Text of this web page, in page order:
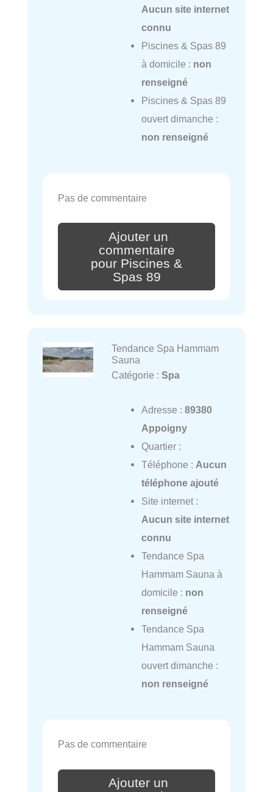
Aucun site internet
connu
Piscines & Spas 89
à domicile : non
renseigné
Piscines & Spas 89
ouvert dimanche :
non renseigné
Pas de commentaire
Ajouter un
commentaire
pour Piscines &
Spas 89
Tendance Spa Hammam
Sauna
Catégorie : Spa
Adresse : 89380
Appoigny
Quartier :
Téléphone : Aucun
téléphone ajouté
Site internet :
Aucun site internet
connu
Tendance Spa
Hammam Sauna à
domicile : non
renseigné
Tendance Spa
Hammam Sauna
ouvert dimanche :
non renseigné
Pas de commentaire
Ajouter un